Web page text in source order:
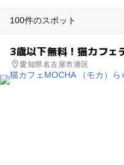
100件のスポット
3歳以下無料！猫カフェ
愛知県名古屋市港区